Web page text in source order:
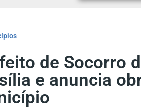
de Socorro
e anuncia